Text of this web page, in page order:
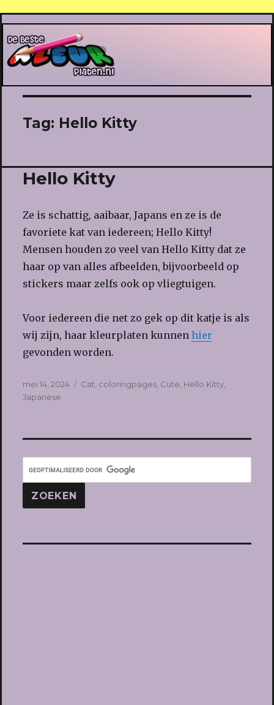
De Beste Kleurplaten
Tag: Hello Kitty
Hello Kitty
Ze is schattig, aaibaar, Japans en ze is de
favoriete kat van iedereen; Hello Kitty!
Mensen houden zo veel van Hello Kitty dat ze
haar op van alles afbeelden, bijvoorbeeld op
stickers maar zelfs ook op vliegtuigen.
Voor iedereen die net zo gek op dit katje is als
wij zijn, haar kleurplaten kunnen hier
gevonden worden.
Geplaatst
op
mei 14, 2024 Tags
Cat coloringpages, Cute Hello Kitty,
Japanese